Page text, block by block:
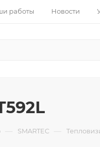
работы Новости
— SMARTEC —